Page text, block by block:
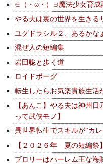
∈（・ω・）∋魔法少女育成
やる夫は裏の世界を生きる
ユグドラシル２、あるかな
混ぜ人の短編集
岩田聡と歩く道
ロイドボーグ
転生したらお気楽貴族生
【あんこ】やる夫は神州
って武侠モノ】
異世界転生でスキルが"カ
【２０２６年 夏の短編祭】
ブロリーはハーレム王な海